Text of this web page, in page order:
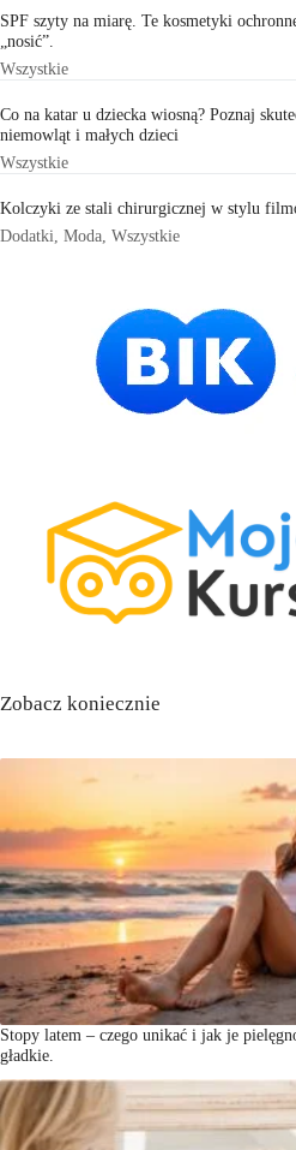
SPF szyty na miarę. Te kosmetyki
„nosić”.
Wszystkie
Co na katar u dziecka wiosną? Poznaj
niemowląt i małych dzieci
Wszystkie
Kolczyki ze stali chirurgicznej w stylu
Dodatki Moda Wszystkie
Zobacz koniecznie
Stopy latem – czego unikać i jak je
gładkie.